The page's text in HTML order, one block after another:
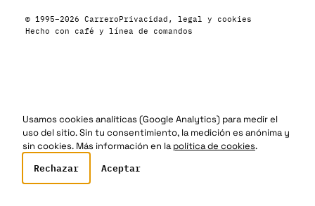
© 1995–2026 CarreroPrivacidad, legal y cookies
Hecho con café y línea de comandos
Usamos cookies analíticas (Google Analytics) para medir el
uso del sitio. Sin tu consentimiento, la medición es anónima y
sin cookies. Más información en lapolítica de cookies.
Rechazar Aceptar